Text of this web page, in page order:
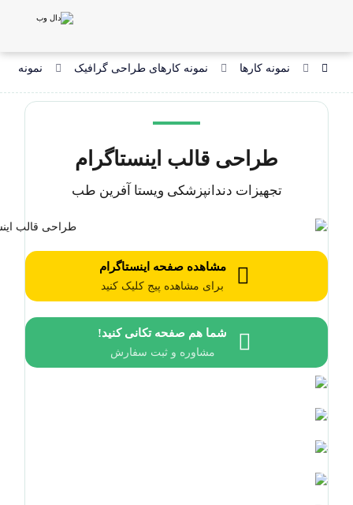
نمونه کارها نمونه کارهای طراحی گرافیک نمونه
طراحی قالب اینستاگرام
تجهیزات دندانپزشکی ویستا آفرین طب
مشاهده صفحه اینستاگرام
برای مشاهده پیج کلیک کنید
شما هم صفحه تکانی کنید!
مشاوره و ثبت سفارش